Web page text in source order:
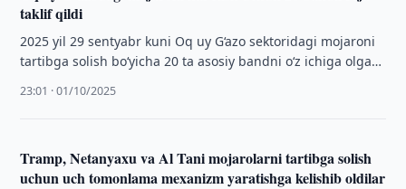
taklif qildi
2025 yil 29 sentyabr kuni Oq uy G‘azo sektoridagi mojaroni
tartibga solish bo‘yicha 20 ta asosiy bandni o‘z ichiga olgan
23:01 · 01/10/2025
Tramp, Netanyaxu va Al Tani mojarolarni tartibga solish
uchun uch tomonlama mexanizm yaratishga kelishib oldilar